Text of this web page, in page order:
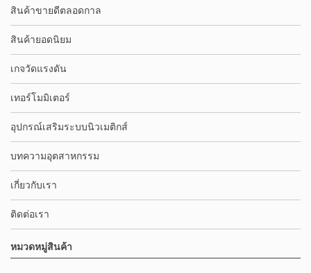
สินค้าขายดีตลอดกาล
สินค้ายอดนิยม
เกจวัดแรงดัน
เทอร์โมมิเตอร์
อุปกรณ์เสริมระบบนิวเมติกส์
บทความอุตสาหกรรม
เกี่ยวกับเรา
ติดต่อเรา
หมวดหมู่สินค้า